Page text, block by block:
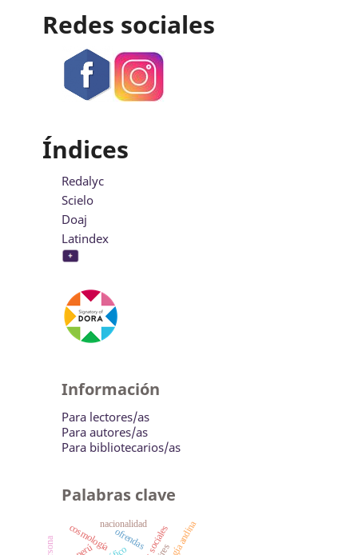
Redes sociales
Índices
Redalyc
Scielo
Doaj
Latindex
Información
Para lectores/as
Para autores/as
Para bibliotecarios/as
Palabras clave
ofrendas
cosmología
perú
nacionalidad